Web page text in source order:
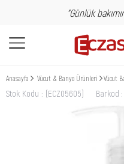
"Günlük
Anasayfa Vücut & Banyo Ürünleri Vücut
Stok Kodu (ECZ05605) Barkod :